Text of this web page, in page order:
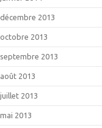
décembre 2013
octobre 2013
septembre 2013
août 2013
juillet 2013
mai 2013